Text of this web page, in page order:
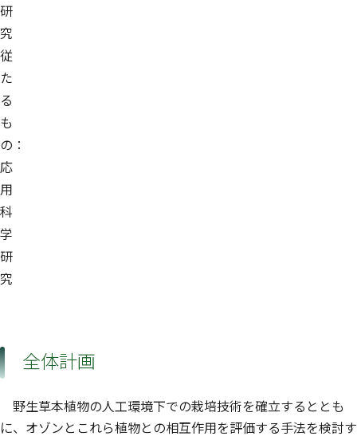
研
究
従
た
る
も
の：
応
用
科
学
研
究
全体計画
野生草本植物の人工環境下での栽培技術を確立するととも
に、オゾンとこれら植物との相互作用を評価する手法を検討す